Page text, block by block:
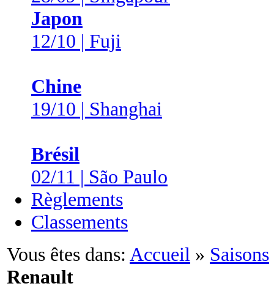
Japon
12/10 | Fuji
Chine
19/10 | Shanghai
Brésil
02/11 | São Paulo
Règlements
Classements
Vous êtes dans: Accueil » Saisons
Renault